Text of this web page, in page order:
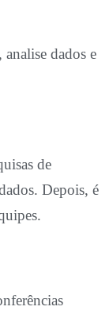
dados e
de
Depois, é